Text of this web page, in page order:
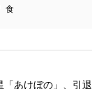
食
「あけぼの」、引退